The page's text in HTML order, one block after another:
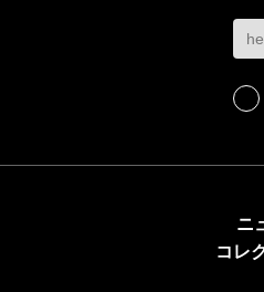
ニ
コレ